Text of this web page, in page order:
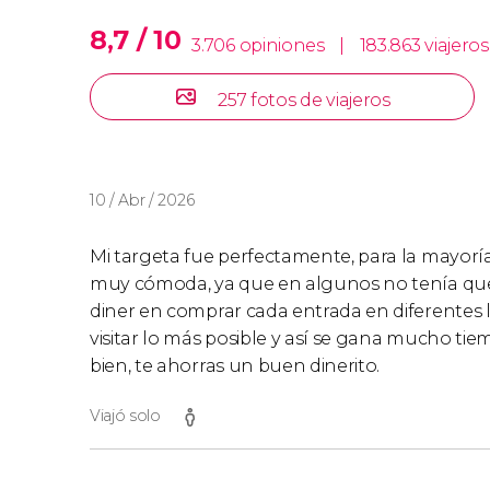
de las atracciones ofrecen entrada gratuita
consultar los sitios web de las atracciones
Torre de Belém y
Con vuestra tarjeta podréis visitar la Torre
ello,tendréis que realizar una reserva previa
Tened en cuenta que solo podréis realizar
monumentos después de canjear vuestro
Museos cerrados
8,7 / 10 3.706 opiniones 183.863 viajeros
257 fotos de viajeros
10 / Abr / 2026
Mi targeta fue perfectamente, para la
muy cómoda, ya que en algunos no tenía
diner en comprar cada entrada en
visitar lo más posible y así se gana mucho
bien, te ahorras un buen dinerito.
Viajó solo